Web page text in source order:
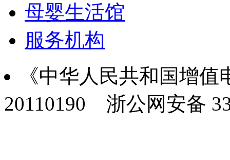
母婴生活馆
服务机构
《中华人民共和国增
20110190 浙公网安备